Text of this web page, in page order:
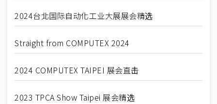
2024台北国际自动化工业大展展会精选
Straight from COMPUTEX 2024
2024 COMPUTEX TAIPEI 展会直击
2023 TPCA Show Taipei 展会精选